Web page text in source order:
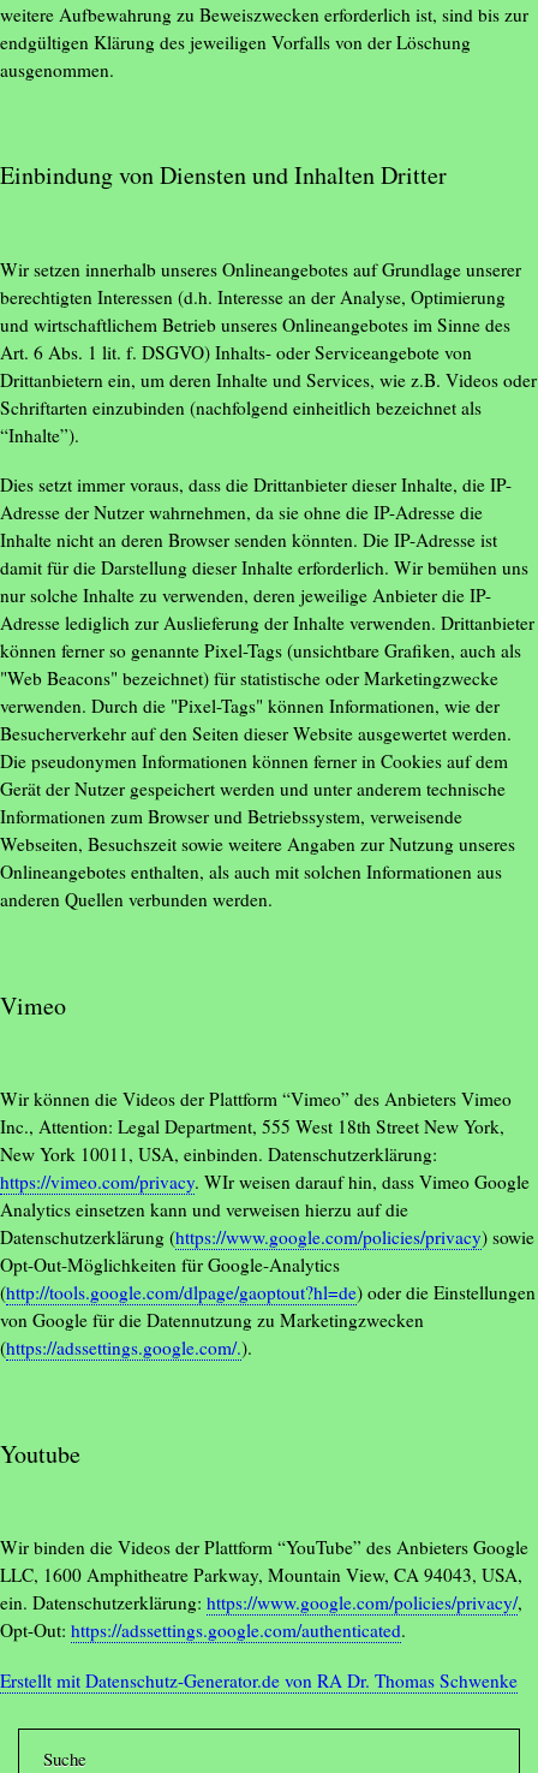
weitere Aufbewahrung zu Beweiszwecken erforderlich ist, sind bis zur
endgültigen Klärung des jeweiligen Vorfalls von der Löschung
ausgenommen.
Einbindung von Diensten und Inhalten Dritter
Wir setzen innerhalb unseres Onlineangebotes auf Grundlage unserer
berechtigten Interessen (d.h. Interesse an der Analyse, Optimierung
und wirtschaftlichem Betrieb unseres Onlineangebotes im Sinne des
Art. 6 Abs. 1 lit. f. DSGVO) Inhalts- oder Serviceangebote von
Drittanbietern ein, um deren Inhalte und Services, wie z.B. Videos oder
Schriftarten einzubinden (nachfolgend einheitlich bezeichnet als
“Inhalte”).
Dies setzt immer voraus, dass die Drittanbieter dieser Inhalte, die IP-
Adresse der Nutzer wahrnehmen, da sie ohne die IP-Adresse die
Inhalte nicht an deren Browser senden könnten. Die IP-Adresse ist
damit für die Darstellung dieser Inhalte erforderlich. Wir bemühen uns
nur solche Inhalte zu verwenden, deren jeweilige Anbieter die IP-
Adresse lediglich zur Auslieferung der Inhalte verwenden. Drittanbieter
können ferner so genannte Pixel-Tags (unsichtbare Grafiken, auch als
"Web Beacons" bezeichnet) für statistische oder Marketingzwecke
verwenden. Durch die "Pixel-Tags" können Informationen, wie der
Besucherverkehr auf den Seiten dieser Website ausgewertet werden.
Die pseudonymen Informationen können ferner in Cookies auf dem
Gerät der Nutzer gespeichert werden und unter anderem technische
Informationen zum Browser und Betriebssystem, verweisende
Webseiten, Besuchszeit sowie weitere Angaben zur Nutzung unseres
Onlineangebotes enthalten, als auch mit solchen Informationen aus
anderen Quellen verbunden werden.
Vimeo
Wir können die Videos der Plattform “Vimeo” des Anbieters Vimeo
Inc., Attention: Legal Department, 555 West 18th Street New York,
New York 10011, USA, einbinden. Datenschutzerklärung:
https://vimeo.com/privacy. WIr weisen darauf hin, dass Vimeo Google
Analytics einsetzen kann und verweisen hierzu auf die
Datenschutzerklärung (https://www.google.com/policies/privacy) sowie
Opt-Out-Möglichkeiten für Google-Analytics
(http://tools.google.com/dlpage/gaoptout?hl=de) oder die Einstellungen
von Google für die Datennutzung zu Marketingzwecken
(https://adssettings.google.com/.).
Youtube
Wir binden die Videos der Plattform “YouTube” des Anbieters Google
LLC, 1600 Amphitheatre Parkway, Mountain View, CA 94043, USA,
ein. Datenschutzerklärung: https://www.google.com/policies/privacy/,
Opt-Out: https://adssettings.google.com/authenticated.
Erstellt mit Datenschutz-Generator.de von RA Dr. Thomas Schwenke
Suche